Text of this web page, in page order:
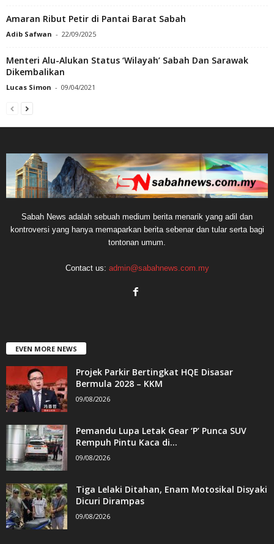
Amaran Ribut Petir di Pantai Barat Sabah
Adib Safwan - 22/09/2025
Menteri Alu-Alukan Status ‘Wilayah’ Sabah Dan Sarawak
Dikembalikan
Lucas Simon - 09/04/2021
Sabah News adalah sebuah medium berita menarik yang adil dan
kontroversi yang hanya memaparkan berita sebenar dan tular serta bagi
tontonan umum.
Contact us: admin@sabahnews.com.my
EVEN MORE NEWS
Projek Parkir Bertingkat HQE Disasar
Bermula 2028 – KKM
09/08/2026
Pemandu Lupa Letak Gear ‘P’ Punca SUV
Rempuh Pintu Kaca di...
09/08/2026
Tiga Lelaki Ditahan, Enam Motosikal Disyaki
Dicuri Dirampas
09/08/2026